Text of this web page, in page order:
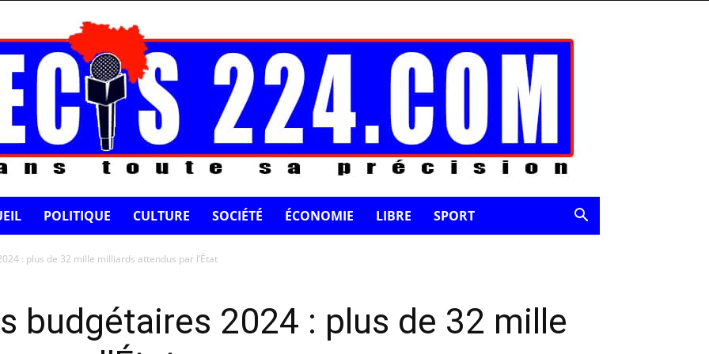
POLITIQUE CULTURE SOCIÉTÉ ÉCONOMIE LIBRE SPORT
: plus de 32 mille milliards attendus par l’État
budgétaires 2024 : plus de 32 mille